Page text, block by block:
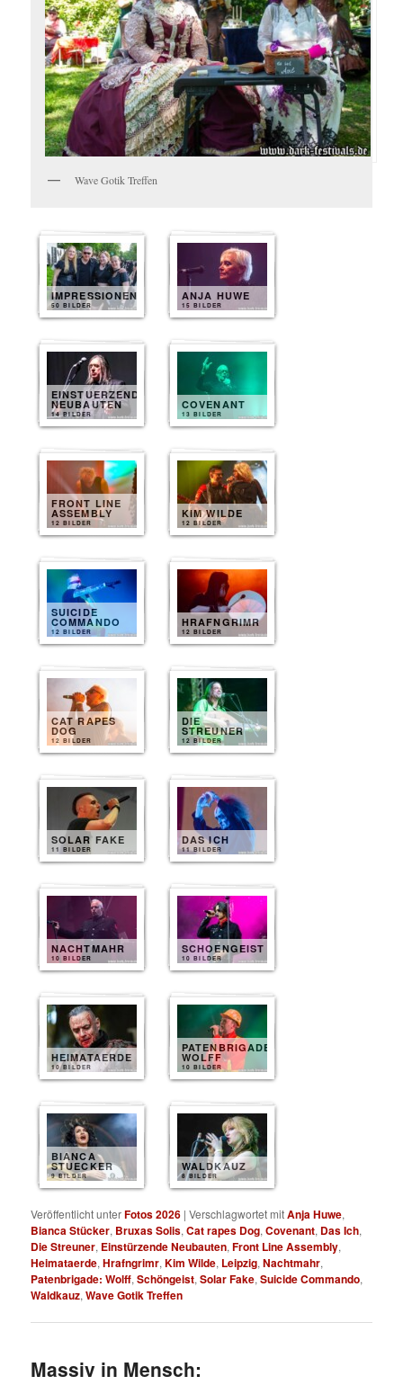
Wave Gotik Treffen
IMPRESSIONEN
50 BILDER
ANJA HUWE
15 BILDER
EINSTUERZENDE
NEUBAUTEN
14 BILDER
COVENANT
13 BILDER
FRONT LINE
ASSEMBLY
12 BILDER
KIM WILDE
12 BILDER
SUICIDE
COMMANDO
12 BILDER
HRAFNGRIMR
12 BILDER
CAT RAPES
DOG
12 BILDER
DIE
STREUNER
12 BILDER
SOLAR FAKE
11 BILDER
DAS ICH
11 BILDER
NACHTMAHR
10 BILDER
SCHOENGEIST
10 BILDER
HEIMATAERDE
10 BILDER
PATENBRIGADE
WOLFF
10 BILDER
BIANCA
STUECKER
9 BILDER
WALDKAUZ
8 BILDER
Veröffentlicht unterFotos 2026 |Verschlagwortet mitAnja Huwe,
Bianca Stücker, Bruxas Solis,Cat rapes Dog,Covenant, Das Ich,
Die Streuner, Einstürzende Neubauten,Front Line Assembly,
Heimataerde,Hrafngrimr,Kim Wilde, Leipzig,Nachtmahr,
Patenbrigade: Wolff,Schöngeist,Solar Fake,Suicide Commando,
Waldkauz,Wave Gotik Treffen
Massiv in Mensch: